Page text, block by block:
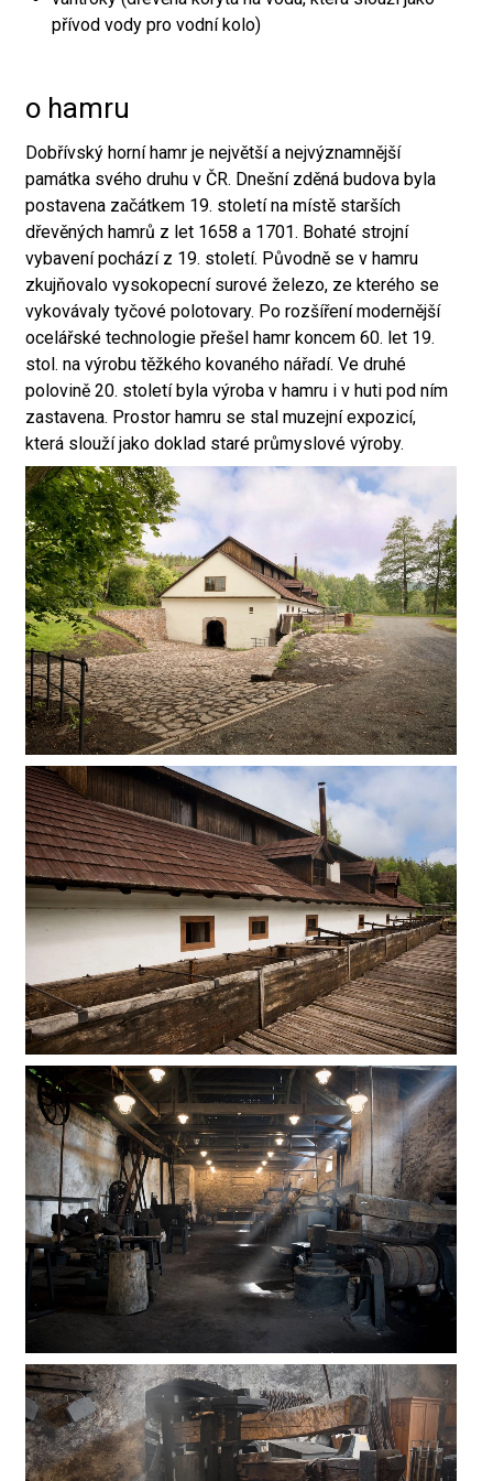
přívod vody pro vodní kolo)
o hamru
Dobřívský horní hamr je největší a nejvýznamnější
památka svého druhu v ČR. Dnešní zděná budova byla
postavena začátkem 19. století na místě starších
dřevěných hamrů z let 1658 a 1701. Bohaté strojní
vybavení pochází z 19. století. Původně se v hamru
zkujňovalo vysokopecní surové železo, ze kterého se
vykovávaly tyčové polotovary. Po rozšíření modernější
ocelářské technologie přešel hamr koncem 60. let 19.
stol. na výrobu těžkého kovaného nářadí. Ve druhé
polovině 20. století byla výroba v hamru i v huti pod ním
zastavena. Prostor hamru se stal muzejní expozicí,
která slouží jako doklad staré průmyslové výroby.